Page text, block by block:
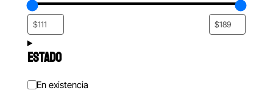
ESTADO
Estado
En existencia